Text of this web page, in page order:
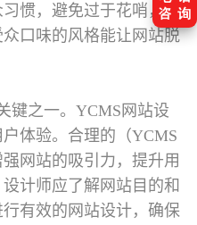
惯，避免过于花哨，确
口味的风格能让网站脱
键之一。YCMS网站设
体验。合理的（YCMS
网站的吸引力，提升用
计师应了解网站目的和
有效的网站设计，确保